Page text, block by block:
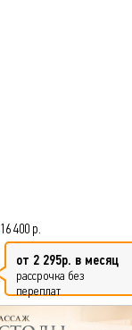
16 400 р.
от 2 295р. в месяц
рассрочка без
переплат